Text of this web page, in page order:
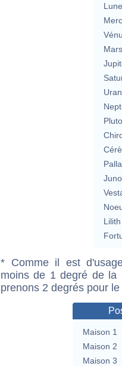
Lune
Mars
Lilith
* Comme il est
moins de 1 degré de la
prenons 2 degrés pour
Maison 1
Maison 2
Maison 3